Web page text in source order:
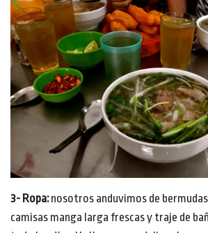
3- Ropa:nosotros anduvimos de
camisas manga larga frescas y traje de